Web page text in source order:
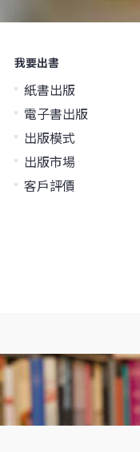
我要出書
紙書出版
電子書出版
出版模式
出版市場
客戶評價